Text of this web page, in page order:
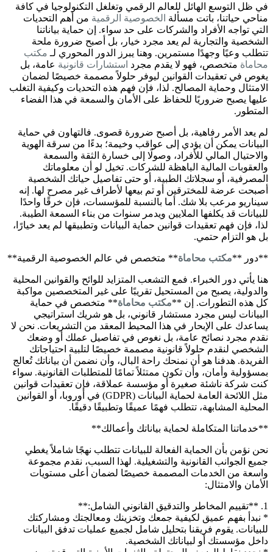
في ظل التوسع الهائل للعالم الرقمي وتغلغل التكنولوجيا في كافة
مناحي حياتنا، باتت مسألة الخصوصية الرقمية من أهم التحديات
التي تواجه الأفراد والشركات على حد سواء. إن حماية بياناتنا
الشخصية والتجارية لم يعد مجرد خيار، بل أصبح ضرورة ملحة
تتطلب وعيًا وجهدًا مستمرين. وهنا يبرز الدور المحوري لـ مكتب
محاماة متخصص، فهو لا يقدم مجرد استشارات قانونية عامة، بل
يغوص في تعقيدات القوانين ليوفر حلولاً مصممة خصيصًا لضمان
الامتثال وحماية المصالح. لذا، فإن فهم هذه التحديات وكيفية التغلب
عليها يصبح ضروريًا للحفاظ على الأمان والسمعة في هذا الفضاء
المتطور.
لم يعد الأمر رفاهية، بل أصبح ضرورة قصوى. فالتهاون في حماية
البيانات يمكن أن يؤدي إلى عواقب وخيمة؛ بدءًا من سرقة الهوية
والاحتيال المالي للأفراد، وصولًا إلى خسارة الثقة والسمعة
والعقوبات المالية الباهظة للشركات. تخيل لو أن معلوماتك
المصرفية، أو سجلاتك الطبية، أو حتى تفاصيل حياتك الشخصية
أصبحت عرضة للمخترقين أو تم بيعها لأطراف غير مصرح لها. إنه
سيناريو مرعب بلا شك. أما بالنسبة للمؤسسات، فإن خرقًا واحدًا
للبيانات قد يكلفها الملايين ويدمر سنوات من بناء السمعة الطيبة.
لذا، فإن فهم تعقيدات قوانين حماية البيانات وتطبيقها لم يعد خيارًا،
بل هو التزام حتمي.
**دور **مكتب محاماة** متخصص في عالم الخصوصية الرقمية**
هنا يأتي دور الخبراء. فمع التشعب المتزايد للوائح والقوانين المحلية
والدولية، يصبح من المستحيل تقريبًا على غير المتخصصين مواكبة
كل هذه التطورات. إن **مكتب محاماة** متخصص في حماية
البيانات ليس مجرد مستشار قانوني، بل هو شريك استراتيجي
يساعدك على الإبحار في هذا المحيط المعقد من التشريعات. نحن لا
نقدم مجرد نصائح عامة، بل نغوص في تفاصيل عملك أو وضعك
الشخصي لنقدم حلولاً قانونية مصممة خصيصًا لتلبية احتياجاتك
الفريدة. هدفنا هو أن نمنحك راحة البال، وأن نضمن أن بياناتك تُعالج
بمسؤولية وأمان، وأن تكون ممتثلاً تمامًا للمتطلبات القانونية. سواء
كنت شركة ناشئة صغيرة أو مؤسسة عملاقة، فإن تعقيدات قوانين
مثل اللائحة العامة لحماية البيانات (GDPR) في أوروبا، أو القوانين
المحلية المشابهة، تتطلب فهمًا عميقًا وتطبيقًا دقيقًا.
**خدماتنا المتكاملة لحماية بياناتك وأعمالك**
نحن نؤمن بأن الحماية الفعالة للبيانات تتطلب نهجًا شاملاً يغطي
جميع الجوانب القانونية والتشغيلية. لهذا السبب، نقدم مجموعة
واسعة من الخدمات المصممة خصيصًا لضمان أعلى مستويات
الأمان والامتثال:
1. **تقييم المخاطر والتدقيق القانوني الشامل:**
* نبدأ بفهم عميق لكيفية جمعك وتخزينك ومعالجتك ومشاركتك
للبيانات. يقوم فريقنا بتحليل شامل لجميع عمليات تدفق البيانات
داخل مؤسستك أو لبياناتك الشخصية.